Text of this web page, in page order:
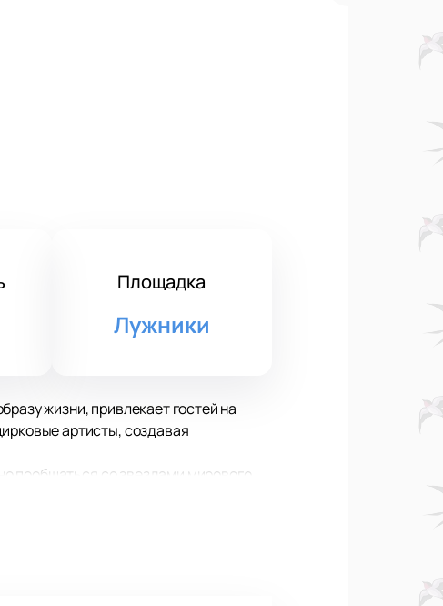
Площадка
Лужники
жизни, привлекает гостей на
артисты, создавая
пообщаться со звездами мирового